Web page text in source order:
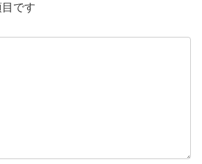
です